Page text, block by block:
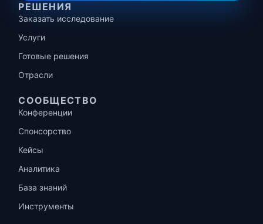
РЕШЕНИЯ
Заказать исследование
Услуги
Готовые решения
Отрасли
СООБЩЕСТВО
Конференции
Спонсорство
Кейсы
Аналитика
База знаний
Инструменты